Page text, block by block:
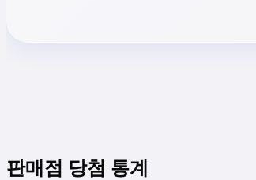
판매점 당첨 통계